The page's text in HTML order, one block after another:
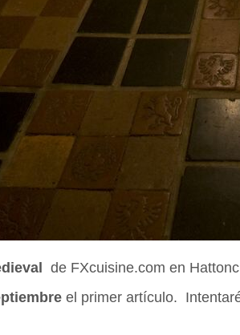
de FXcuisine.com en
el primer artículo.